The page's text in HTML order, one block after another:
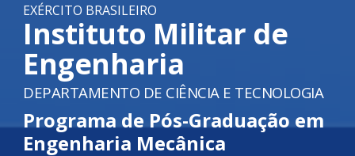
EXÉRCITO BRASILEIRO
Instituto Militar de
Engenharia
DEPARTAMENTO DE CIÊNCIA E TECNOLOGIA
Programa de Pós-Graduação em
Engenharia Mecânica